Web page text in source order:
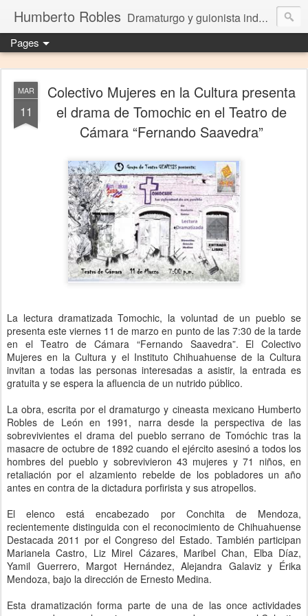
Humberto Robles Dramaturgo y guionista independiente
Pages
MAR
11
Colectivo Mujeres en la Cultura presenta
el drama de Tomochic en el Teatro de
Cámara “Fernando Saavedra”
La lectura dramatizada Tomochic, la voluntad de un pueblo se
presenta este viernes 11 de marzo en punto de las 7:30 de la tarde
en el Teatro de Cámara “Fernando Saavedra”. El Colectivo
Mujeres en la Cultura y el Instituto Chihuahuense de la Cultura
invitan a todas las personas interesadas a asistir, la entrada es
gratuita y se espera la afluencia de un nutrido público.
La obra, escrita por el dramaturgo y cineasta mexicano Humberto
Robles de León en 1991, narra desde la perspectiva de las
sobrevivientes el drama del pueblo serrano de Tomóchic tras la
masacre de octubre de 1892 cuando el ejército asesinó a todos los
hombres del pueblo y sobrevivieron 43 mujeres y 71 niños, en
retaliación por el alzamiento rebelde de los pobladores un año
antes en contra de la dictadura porfirista y sus atropellos.
El elenco está encabezado por Conchita de Mendoza,
recientemente distinguida con el reconocimiento de Chihuahuense
Destacada 2011 por el Congreso del Estado. También participan
Marianela Castro, Liz Mirel Cázares, Maribel Chan, Elba Díaz,
Yamil Guerrero, Margot Hernández, Alejandra Galaviz y Érika
Mendoza, bajo la dirección de Ernesto Medina.
Esta dramatización forma parte de una de las once actividades